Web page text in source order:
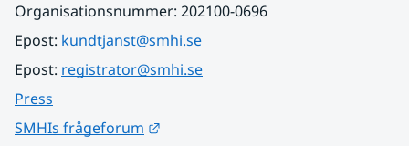
Organisationsnummer: 202100-0696
Epost: kundtjanst@smhi.se
Epost: registrator@smhi.se
Press
SMHIs frågeforum